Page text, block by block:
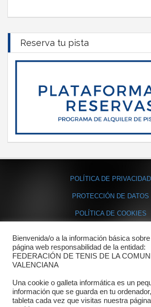
Reserva tu pista
POLÍTICA DE PRIVACIDAD
PROTECCIÓN DE DATOS
POLÍTICA DE COOKIES
Contacto
Dónde estamos
Directorio departamentos
Horario
Bienvenida/o a la información básica
página web responsabilidad de la entidad:
FEDERACIÓN DE TENIS DE LA
VALENCIANA
Una cookie o galleta informática es un
información que se guarda en tu
tableta cada vez que visitas nuestra